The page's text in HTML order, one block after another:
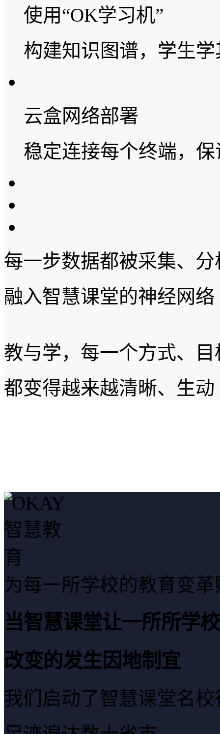
使用“OK学习机”
构建知识图谱，学生
云盒网络部署
稳定连接每个终端，
每一步数据都被采集、分
融入智慧课堂的神经网络
教与学，每一个方式、目
都变得越来越清晰、生动
为每一所学校的教育变革
当智慧课堂让一所所学
改变的发生因地制宜
我们启动了智慧课堂名校